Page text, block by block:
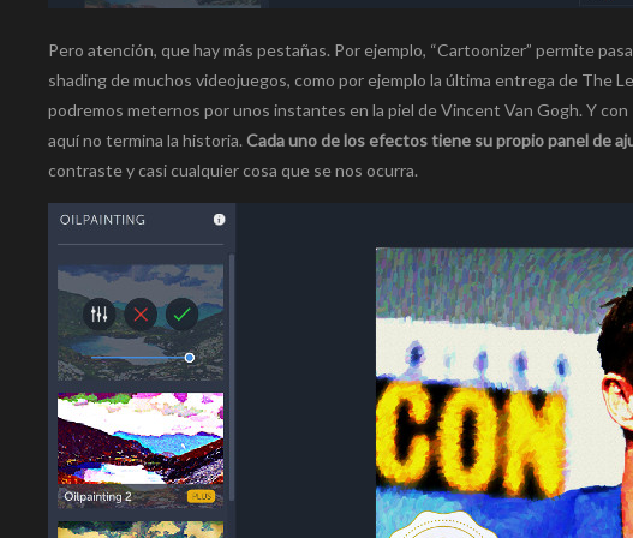
Pero atención, que hay más pestañas. Por ejemplo, “Cartoonizer” permite
shading de muchos videojuegos, como por ejemplo la última entrega de The
podremos meternos por unos instantes en la piel de Vincent Van Gogh. Y
aquí no termina la historia.Cada uno de los efectos tiene su propio panel de
contraste y casi cualquier cosa que se nos ocurra.